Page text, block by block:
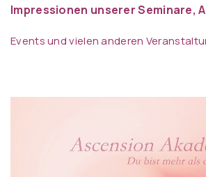
Impressionen unserer Seminare,
Events und vielen anderen